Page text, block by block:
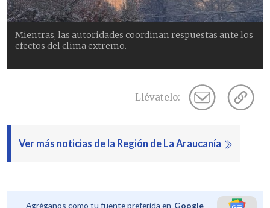
Mientras, las autoridades coordinan respuestas ante los
efectos del clima extremo.
Llévatelo:
Ver más noticias de la Región de La Araucanía
Agréganos como tu fuente preferida en Google